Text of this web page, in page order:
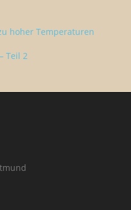
hoher Temperaturen
Teil 2